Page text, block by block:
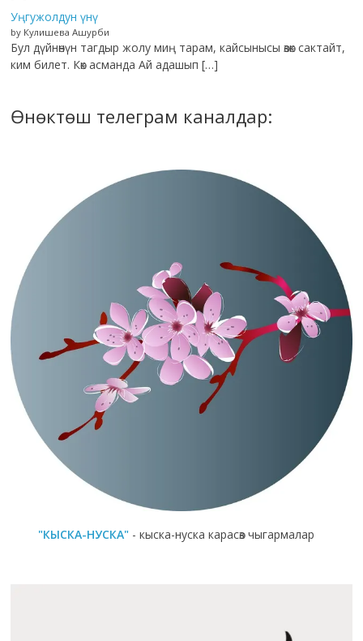
Уңгужолдун үнү
by Кулишева Ашурби
Бул дүйнөнүн тагдыр жолу миң тарам, кайсынысы өзөк сактайт,
ким билет. Көк асманда Ай адашып […]
Өнөктөш телеграм каналдар:
"КЫСКА-НУСКА" - кыска-нуска карасөз чыгармалар